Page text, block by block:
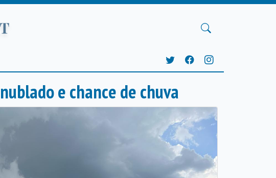
e chance de chuva